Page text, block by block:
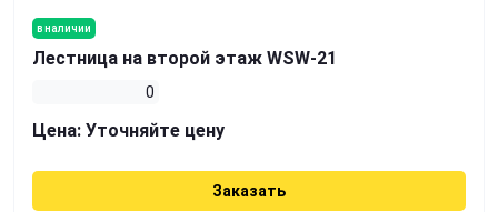
в наличии
Лестница на второй этаж WSW-21
0
Цена: Уточняйте цену
Заказать